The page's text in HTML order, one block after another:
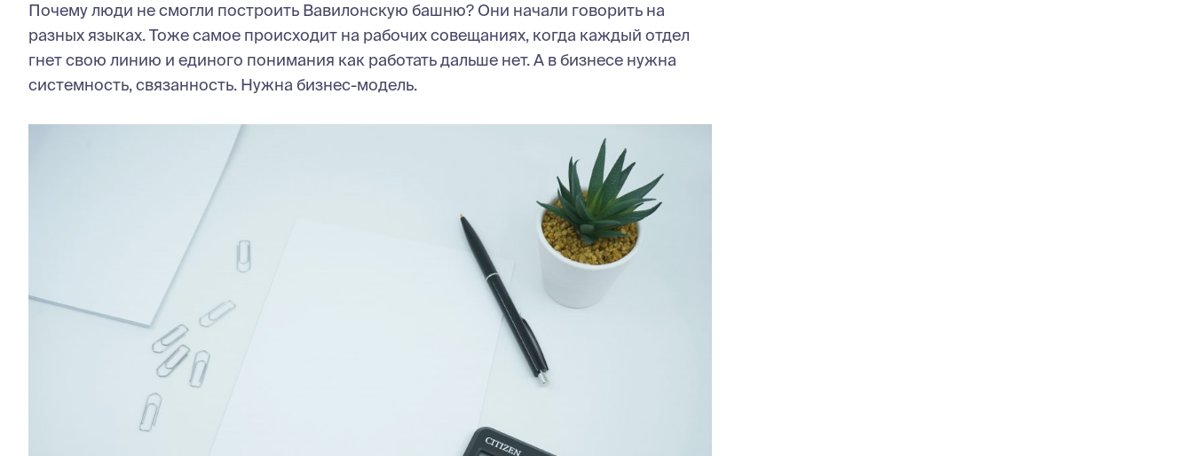
Почему люди не смогли построить Вавилонскую башню? Они начали говорить на
разных языках. Тоже самое происходит на рабочих совещаниях, когда каждый отдел
гнет свою линию и единого понимания как работать дальше нет. А в бизнесе нужна
системность, связанность. Нужна бизнес-модель.